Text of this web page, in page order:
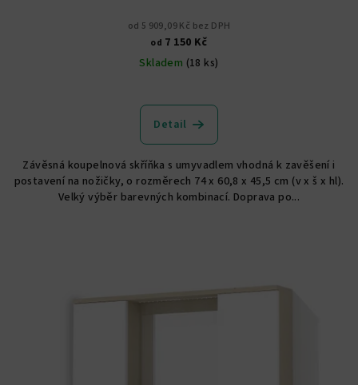
od 5 909,09 Kč bez DPH
od 7 150 Kč
Skladem (18 ks)
hodnocení
produktu
z
5
hvězdiček.
Detail
Závěsná koupelnová skříňka s umyvadlem vhodná k zavěšení i
postavení na nožičky, o rozměrech 74 x 60,8 x 45,5 cm (v x š x hl).
Velký výběr barevných kombinací. Doprava po...